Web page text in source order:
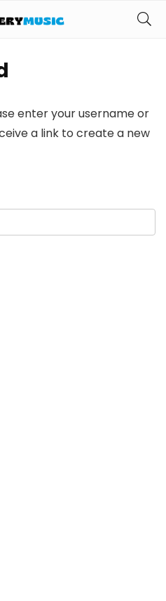
enter your username or
a link to create a new